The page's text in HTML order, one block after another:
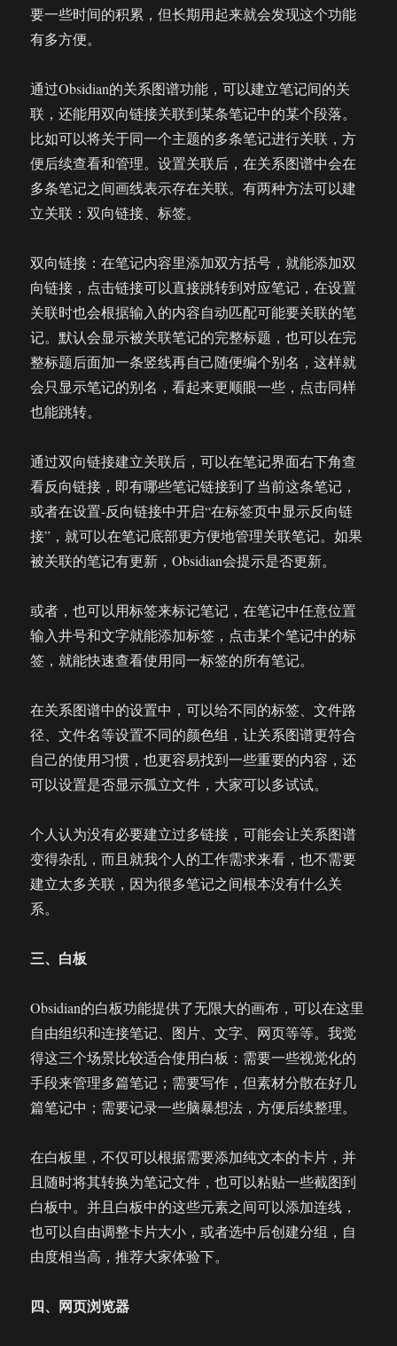
要一些时间的积累，但长期用起来就会发现这个功能
有多方便。
通过Obsidian的关系图谱功能，可以建立笔记间的关
联，还能用双向链接关联到某条笔记中的某个段落。
比如可以将关于同一个主题的多条笔记进行关联，方
便后续查看和管理。设置关联后，在关系图谱中会在
多条笔记之间画线表示存在关联。有两种方法可以建
立关联：双向链接、标签。
双向链接：在笔记内容里添加双方括号，就能添加双
向链接，点击链接可以直接跳转到对应笔记，在设置
关联时也会根据输入的内容自动匹配可能要关联的笔
记。默认会显示被关联笔记的完整标题，也可以在完
整标题后面加一条竖线再自己随便编个别名，这样就
会只显示笔记的别名，看起来更顺眼一些，点击同样
也能跳转。
通过双向链接建立关联后，可以在笔记界面右下角查
看反向链接，即有哪些笔记链接到了当前这条笔记，
或者在设置-反向链接中开启“在标签页中显示反向链
接”，就可以在笔记底部更方便地管理关联笔记。如果
被关联的笔记有更新，Obsidian会提示是否更新。
或者，也可以用标签来标记笔记，在笔记中任意位置
输入井号和文字就能添加标签，点击某个笔记中的标
签，就能快速查看使用同一标签的所有笔记。
在关系图谱中的设置中，可以给不同的标签、文件路
径、文件名等设置不同的颜色组，让关系图谱更符合
自己的使用习惯，也更容易找到一些重要的内容，还
可以设置是否显示孤立文件，大家可以多试试。
个人认为没有必要建立过多链接，可能会让关系图谱
变得杂乱，而且就我个人的工作需求来看，也不需要
建立太多关联，因为很多笔记之间根本没有什么关
系。
三、白板
Obsidian的白板功能提供了无限大的画布，可以在这里
自由组织和连接笔记、图片、文字、网页等等。我觉
得这三个场景比较适合使用白板：需要一些视觉化的
手段来管理多篇笔记；需要写作，但素材分散在好几
篇笔记中；需要记录一些脑暴想法，方便后续整理。
在白板里，不仅可以根据需要添加纯文本的卡片，并
且随时将其转换为笔记文件，也可以粘贴一些截图到
白板中。并且白板中的这些元素之间可以添加连线，
也可以自由调整卡片大小，或者选中后创建分组，自
由度相当高，推荐大家体验下。
四、网页浏览器